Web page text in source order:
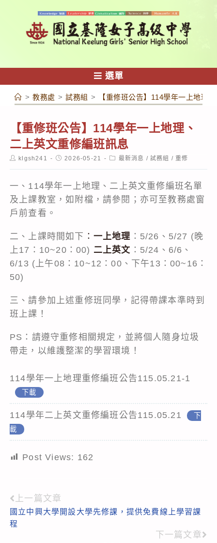
容
選單
> 教務處 > 試務組 > 【重修班公告】114學年一上地理
【重修班公告】114學年一上地理、
二上英文重修編班訊息
Postklgsh241
Post2026-05-21
Post最新消息 / 試務組 / 重修
一、114學年一上地理、二上英文重修編班名單
及上課教室，如附檔，請參閱；亦可至教務處窗
戶前查看。
二、上課時間如下 ： 一上地理 ：5/26、5/27 (晚
上17：10~20：00) 二上英文 ：5/24、6/6、
6/13 (上午08：10~12：00、下午13：00~16：
50)
三、請參加上述重修班同學，記得帶課本準時到
班上課！
PS：請遵守重修相關規定，並將個人隨身垃圾
帶走，以維護整潔的學習環境！
114學年一上地理重修編班公告115.05.21-1
下載
114學年二上英文重修編班公告115.05.21
下
載
Post Views: 162
Read
more
上一篇文章
國立中興大學開設大學先修課，提供免費線上學習課
程
下一篇文章